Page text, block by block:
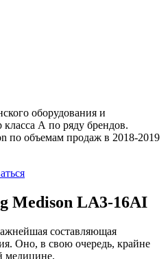
оборудования и
А по ряду брендов.
по объемам продаж в 2018-2019
Medison LA3-16AI
составляющая
Оно, в свою очередь, крайне
медицине.